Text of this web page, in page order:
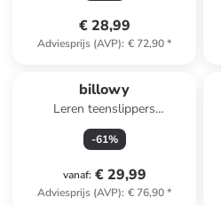
€ 28,99
Adviesprijs (AVP): € 72,90*
billowy
Leren teenslippers
beige/lichtbruin
-61%
vanaf: € 29,99
Adviesprijs (AVP): € 76,90*